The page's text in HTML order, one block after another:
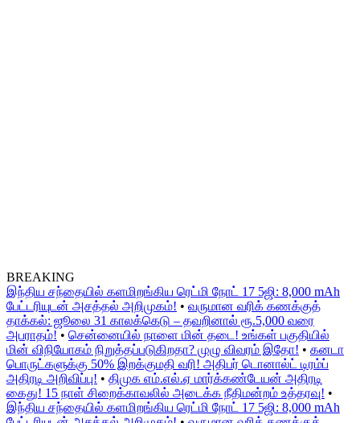
BREAKING
இந்திய சந்தையில் களமிறங்கிய ரெட்மி நோட் 17 5ஜி: 8,000 mAh
பேட்டரியுடன் அசத்தல் அறிமுகம்! • வருமான வரிக் கணக்குத்
தாக்கல்: ஜூலை 31 காலக்கெடு – தவறினால் ரூ.5,000 வரை
அபராதம்! • சென்னையில் நாளை மின் தடை! உங்கள் பகுதியில்
மின் விநியோகம் நிறுத்தப்படுகிறதா? முழு விவரம் இதோ! • கனடா
பொருட்களுக்கு 50% இறக்குமதி வரி! அதிபர் டொனால்ட் டிரம்ப்
அதிரடி அறிவிப்பு! • திமுக எம்.எல்.ஏ மார்க்கண்டேயன் அதிரடி
கைது! 15 நாள் சிறைக்காவலில் அடைக்க நீதிமன்றம் உத்தரவு! •
இந்திய சந்தையில் களமிறங்கிய ரெட்மி நோட் 17 5ஜி: 8,000 mAh